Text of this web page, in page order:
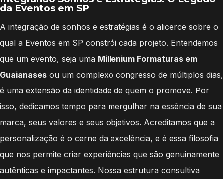
da Eventos em SP
A integração de sonhos e estratégias é o alicerce sobre o
qual a Eventos em SP constrói cada projeto. Entendemos
que um evento, seja uma Millenium Formaturas em
Guaianases ou um complexo congresso de múltiplos dias,
é uma extensão da identidade de quem o promove. Por
isso, dedicamos tempo para mergulhar na essência de sua
marca, seus valores e seus objetivos. Acreditamos que a
personalização é o cerne da excelência, e é essa filosofia
que nos permite criar experiências que são genuinamente
autênticas e impactantes. Nossa estrutura consultiva